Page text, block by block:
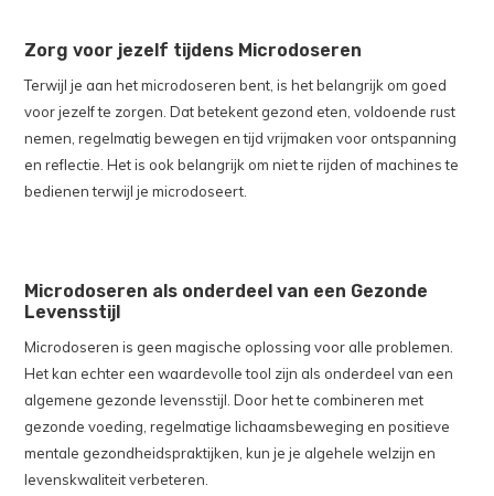
Zorg voor jezelf tijdens Microdoseren
Terwijl je aan het microdoseren bent, is het belangrijk om goed
voor jezelf te zorgen. Dat betekent gezond eten, voldoende rust
nemen, regelmatig bewegen en tijd vrijmaken voor ontspanning
en reflectie. Het is ook belangrijk om niet te rijden of machines te
bedienen terwijl je microdoseert.
Microdoseren als onderdeel van een Gezonde
Levensstijl
Microdoseren is geen magische oplossing voor alle problemen.
Het kan echter een waardevolle tool zijn als onderdeel van een
algemene gezonde levensstijl. Door het te combineren met
gezonde voeding, regelmatige lichaamsbeweging en positieve
mentale gezondheidspraktijken, kun je je algehele welzijn en
levenskwaliteit verbeteren.